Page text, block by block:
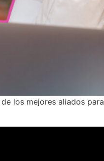
los mejores aliados